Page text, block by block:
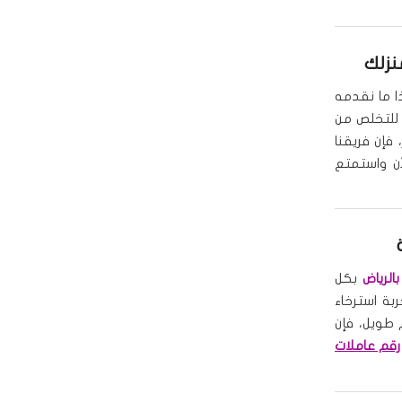
ما نقدمه
للتخلص من
فإن فريقنا
واستمتع
بكل
استرخاء
طويل، فإن
رقم عاملات